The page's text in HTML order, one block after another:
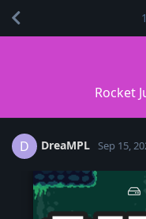
Rocket
1
D DreaMPL Sep 15,